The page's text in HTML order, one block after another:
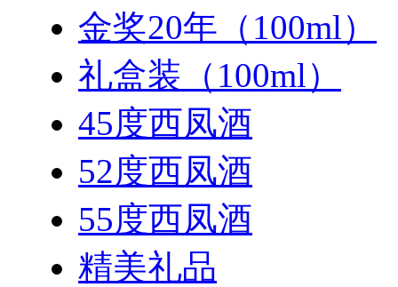
金奖20年（100ml）
礼盒装（100ml）
45度西凤酒
52度西凤酒
55度西凤酒
精美礼品